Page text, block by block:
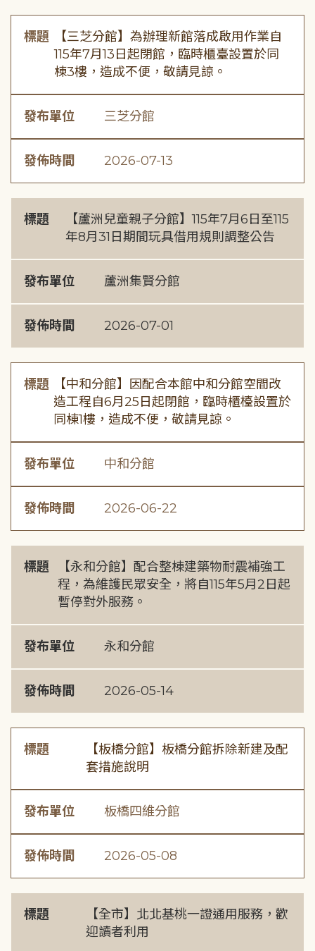
標題
【三芝分館】為辦理新館落成啟用作業自
115年7月13日起閉館，臨時櫃臺設置於同
棟3樓，造成不便，敬請見諒。
發布單位 三芝分館
發佈時間 2026-07-13
標題
【蘆洲兒童親子分館】115年7月6日至115
年8月31日期間玩具借用規則調整公告
發布單位 蘆洲集賢分館
發佈時間 2026-07-01
標題
【中和分館】因配合本館中和分館空間改
造工程自6月25日起閉館，臨時櫃檯設置於
同棟1樓，造成不便，敬請見諒。
發布單位 中和分館
發佈時間 2026-06-22
標題
【永和分館】配合整棟建築物耐震補強工
程，為維護民眾安全，將自115年5月2日起
暫停對外服務。
發布單位 永和分館
發佈時間 2026-05-14
標題
【板橋分館】板橋分館拆除新建及配
套措施說明
發布單位 板橋四維分館
發佈時間 2026-05-08
標題
【全市】北北基桃一證通用服務，歡
迎讀者利用